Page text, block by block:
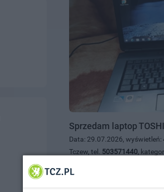
Sprzedam laptop
Data: 29.07.2026, wyświetleń:
Tczew, tel. 503571440,